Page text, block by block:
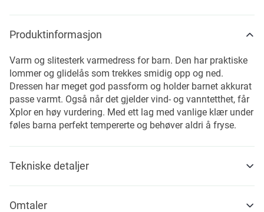
Produktinformasjon
Varm og slitesterk varmedress for barn. Den har praktiske
lommer og glidelås som trekkes smidig opp og ned.
Dressen har meget god passform og holder barnet akkurat
passe varmt. Også når det gjelder vind- og vanntetthet, får
Xplor en høy vurdering. Med ett lag med vanlige klær under
føles barna perfekt tempererte og behøver aldri å fryse.
Tekniske detaljer
Omtaler